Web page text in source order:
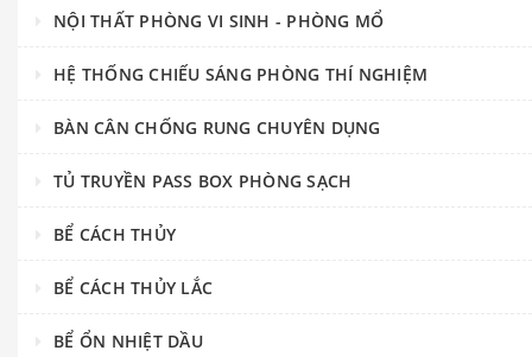
NỘI THẤT PHÒNG VI SINH - PHÒNG MỔ
HỆ THỐNG CHIẾU SÁNG PHÒNG THÍ NGHIỆM
BÀN CÂN CHỐNG RUNG CHUYÊN DỤNG
TỦ TRUYỀN PASS BOX PHÒNG SẠCH
BỂ CÁCH THỦY
BỂ CÁCH THỦY LẮC
BỂ ỔN NHIỆT DẦU